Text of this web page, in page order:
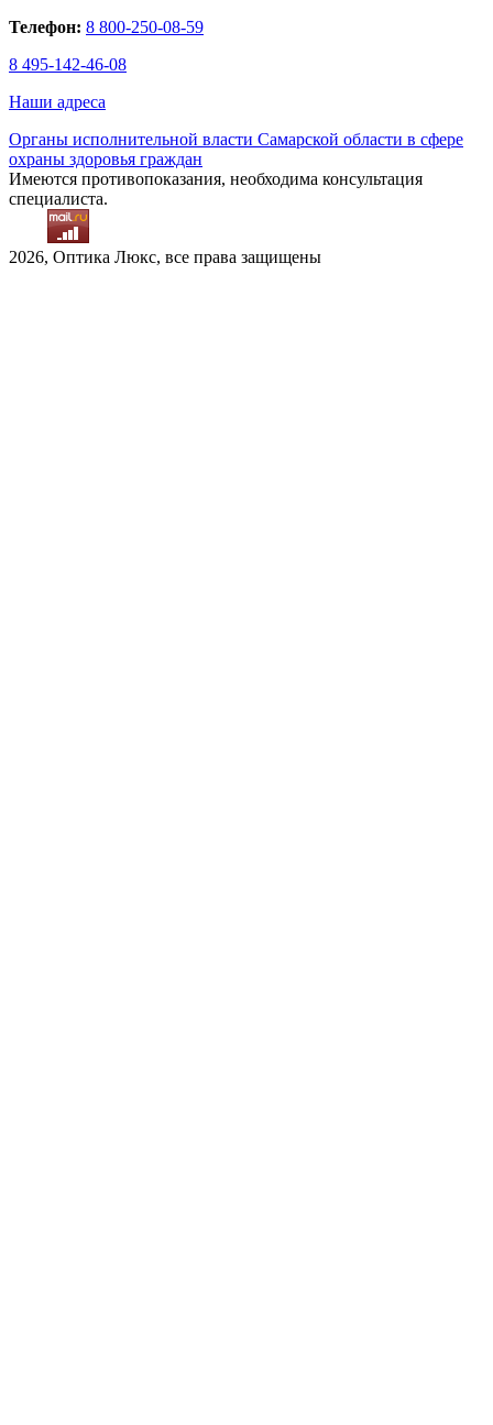
Телефон: 8 800-250-08-59
8 495-142-46-08
Наши адреса
Органы исполнительной власти Самарской области в сфере
охраны здоровья граждан
Имеются противопоказания, необходима консультация
специалиста.
2026, Оптика Люкс, все права защищены